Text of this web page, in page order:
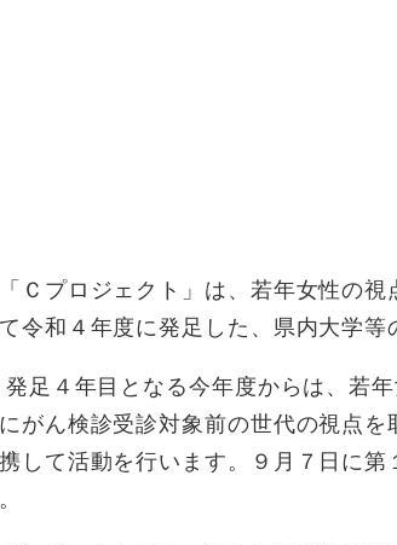
Ｃプロジェクト」は、若年女性の視
令和４年度に発足した、県内大学等
足４年目となる今年度からは、若年
がん検診受診対象前の世代の視点
して活動を行います。９月７日に